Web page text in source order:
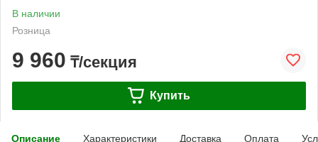
В наличии
Розница
9 960 ₸/секция
Купить
Описание Характеристики Доставка Оплата